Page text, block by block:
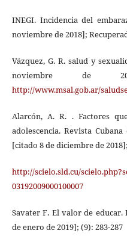
INEGI. Incidencia del
noviembre de 2018];
Vázquez, G. R. salud y
noviembre de
http://www.msal.gob.ar/
Alarcón, A. R. . Factores
adolescencia. Revista
[citado 8 de diciembre de
http://scielo.sld.cu/
03192009000100007
Savater F. El valor de educar.
de enero de 2019]; (9): 283-287